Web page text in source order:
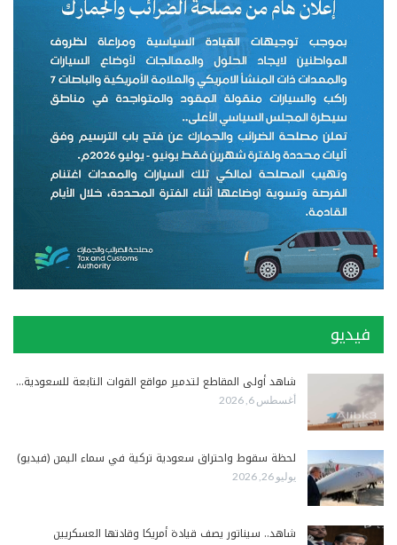
فيديو
شاهد أولى المقاطع لتدمير مواقع القوات التابعة للسعودية…
أغسطس 6, 2026
لحظة سقوط واحتراق سعودية تركية في سماء اليمن (فيديو)
يوليو 26, 2026
شاهد.. سيناتور يصف قيادة أمريكا وقادتها العسكريين